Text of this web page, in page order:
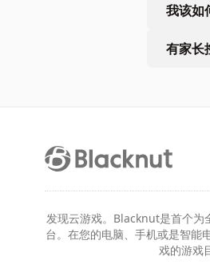
我该如
有家长
发现云游戏。Blacknut是首个为
台。在您的电脑、手机或是智能
戏的游戏